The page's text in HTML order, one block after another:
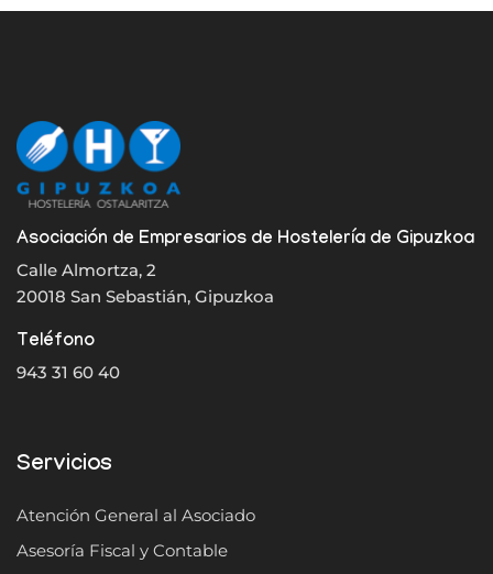
Asociación de Empresarios de Hostelería de Gipuzkoa
Calle Almortza, 2
20018 San Sebastián, Gipuzkoa
Teléfono
943 31 60 40
Servicios
Atención General al Asociado
Asesoría Fiscal y Contable